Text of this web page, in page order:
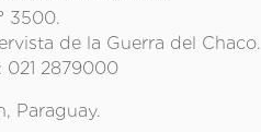
3500.
de la Guerra del Chaco.
021 2879000
Paraguay.